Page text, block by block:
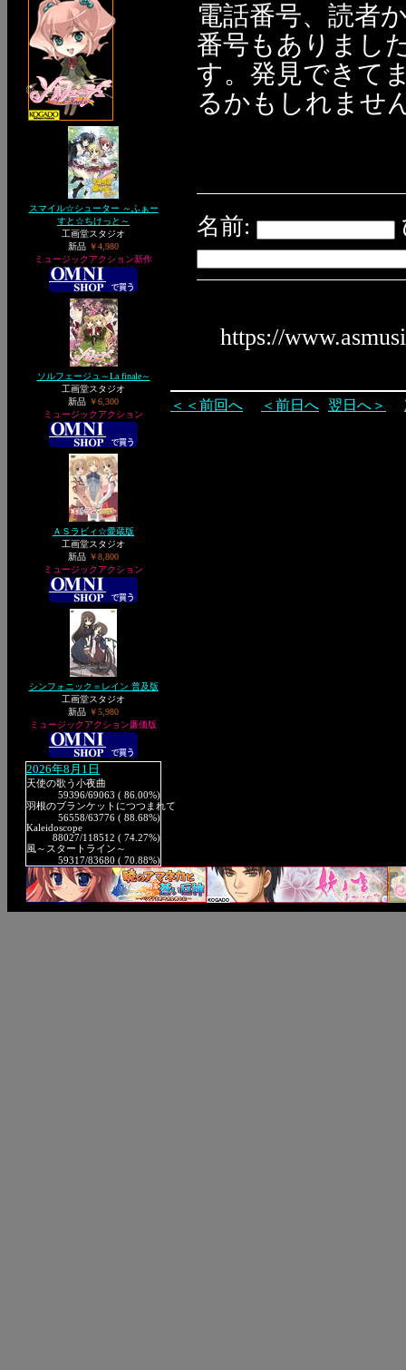
スマイル☆シューター ～ふぁー
すと☆ちけっと～
工画堂スタジオ
新品 ￥4,980
ミュージックアクション新作
ソルフェージュ～La finale～
工画堂スタジオ
新品 ￥6,300
ミュージックアクション
ＡＳラビィ☆愛蔵版
工画堂スタジオ
新品 ￥8,800
ミュージックアクション
シンフォニック＝レイン 普及版
工画堂スタジオ
新品 ￥5,980
ミュージックアクション廉価版
2026年8月1日
天使の歌う小夜曲
59396/69063 ( 86.00%)
羽根のブランケットにつつまれて
56558/63776 ( 88.68%)
Kaleidoscope
88027/118512 ( 74.27%)
風～スタートライン～
59317/83680 ( 70.88%)
電話番号、読者
番号もありまし
す。発見できて
るかもしれませ
名前:
https://
＜＜前回へ ＜前日へ 翌日へ＞